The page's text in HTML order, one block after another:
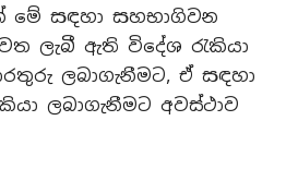
මේ සඳහා සහභාගිවන
ලැබී ඇති විදේශ රැකියා
ලබාගැනීමට, ඒ සඳහා
ලබාගැනීමට අවස්ථාව